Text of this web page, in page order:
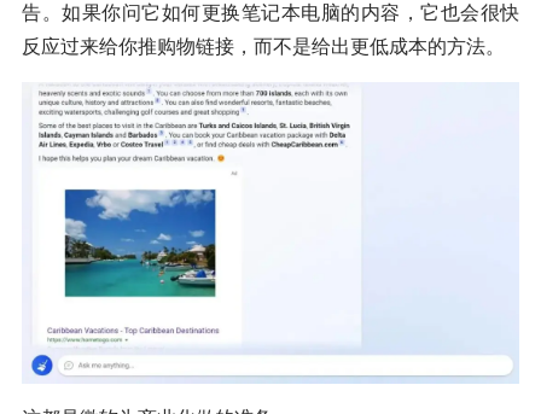
告。如果你问它如何更换笔记本电脑的内容，它也会很快
反应过来给你推购物链接，而不是给出更低成本的方法。